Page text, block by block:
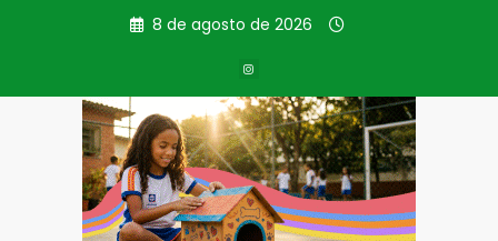
8 de agosto de 2026
Tag: royalties